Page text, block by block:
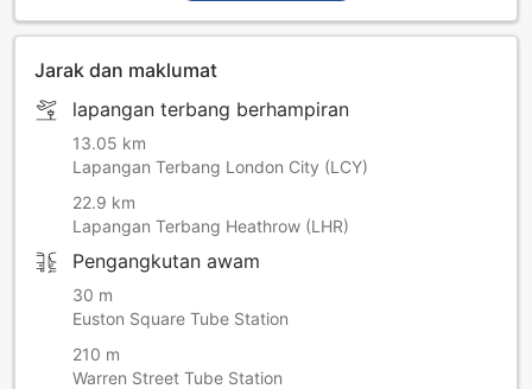
Jarak dan maklumat
lapangan terbang berhampiran
13.05 km
Lapangan Terbang London City (LCY)
22.9 km
Lapangan Terbang Heathrow (LHR)
Pengangkutan awam
30 m
Euston Square Tube Station
210 m
Warren Street Tube Station